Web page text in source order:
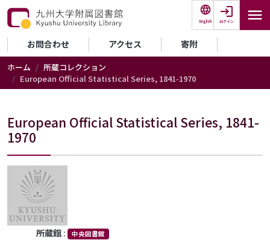
メインコンテンツに移動
English ログイン
セカンダリーメニュー
お問合わせ アクセス 寄附
ホーム
所蔵コレクション
European Official Statistical Series, 1841-1970
European Official Statistical Series, 1841-
1970
所蔵館 : 中央図書館